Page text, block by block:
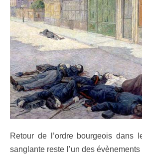
Retour de l’ordre bourgeois dans
sanglante reste l’un des